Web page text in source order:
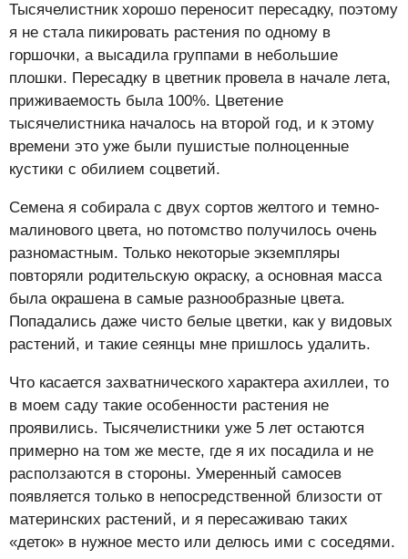
Тысячелистник хорошо переносит пересадку, поэтому
я не стала пикировать растения по одному в
горшочки, а высадила группами в небольшие
плошки. Пересадку в цветник провела в начале лета,
приживаемость была 100%. Цветение
тысячелистника началось на второй год, и к этому
времени это уже были пушистые полноценные
кустики с обилием соцветий.
Семена я собирала с двух сортов желтого и темно-
малинового цвета, но потомство получилось очень
разномастным. Только некоторые экземпляры
повторяли родительскую окраску, а основная масса
была окрашена в самые разнообразные цвета.
Попадались даже чисто белые цветки, как у видовых
растений, и такие сеянцы мне пришлось удалить.
Что касается захватнического характера ахиллеи, то
в моем саду такие особенности растения не
проявились. Тысячелистники уже 5 лет остаются
примерно на том же месте, где я их посадила и не
расползаются в стороны. Умеренный самосев
появляется только в непосредственной близости от
материнских растений, и я пересаживаю таких
«деток» в нужное место или делюсь ими с соседями.